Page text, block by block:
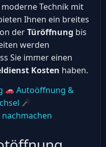
Technik mit
Ihnen ein breites
derTüröffnung bis
werden
Sie immer einen
Kosten haben.
Autoöffnung &
nachmachen